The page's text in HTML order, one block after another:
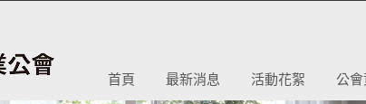
首頁 最新消息 活動花絮 公會